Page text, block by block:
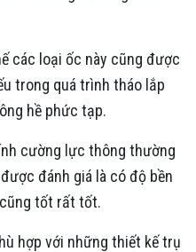
các loại ốc này cũng được
trong quá trình tháo lắp
hề phức tạp.
cường lực thông thường
đánh giá là có độ bền
tốt rất tốt.
hợp với những thiết kế trụ